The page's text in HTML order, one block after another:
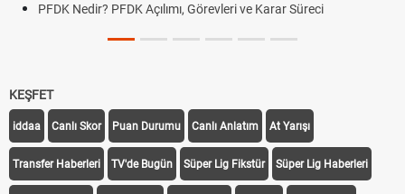
PFDK Nedir? PFDK Açılımı, Görevleri ve Karar Süreci
KEŞFET
iddaa Canlı Skor Puan Durumu Canlı Anlatım At Yarışı
Transfer Haberleri TV'de Bugün Süper Lig Fikstür Süper Lig Haberleri